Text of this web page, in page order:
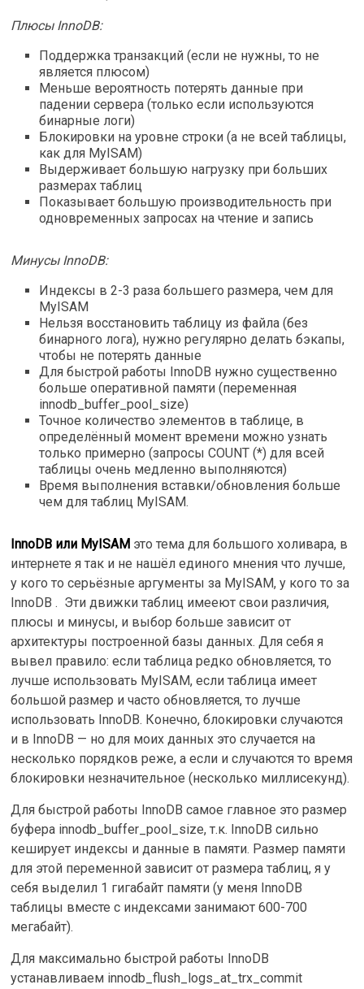
Плюсы InnoDB:
Поддержка транзакций (если не нужны, то не
является плюсом)
Меньше вероятность потерять данные при
падении сервера (только если используются
бинарные логи)
Блокировки на уровне строки (а не всей таблицы,
как для MyISAM)
Выдерживает большую нагрузку при больших
размерах таблиц
Показывает большую производительность при
одновременных запросах на чтение и запись
Минусы InnoDB:
Индексы в 2-3 раза большего размера, чем для
MyISAM
Нельзя восстановить таблицу из файла (без
бинарного лога), нужно регулярно делать бэкапы,
чтобы не потерять данные
Для быстрой работы InnoDB нужно существенно
больше оперативной памяти (переменная
innodb_buffer_pool_size)
Точное количество элементов в таблице, в
определённый момент времени можно узнать
только примерно (запросы COUNT (*) для всей
таблицы очень медленно выполняются)
Время выполнения вставки/обновления больше
чем для таблиц MyISAM.
InnoDB или MyISAM это тема для большого холивара, в
интернете я так и не нашёл единого мнения что лучше,
у кого то серьёзные аргументы за MyISAM, у кого то за
InnoDB . Эти движки таблиц имееют свои различия,
плюсы и минусы, и выбор больше зависит от
архитектуры построенной базы данных. Для себя я
вывел правило: если таблица редко обновляется, то
лучше использовать MyISAM, если таблица имеет
большой размер и часто обновляется, то лучше
использовать InnoDB. Конечно, блокировки случаются
и в InnoDB — но для моих данных это случается на
несколько порядков реже, а если и случаются то время
блокировки незначительное (несколько миллисекунд).
Для быстрой работы InnoDB самое главное это размер
буфера innodb_buffer_pool_size, т.к. InnoDB сильно
кеширует индексы и данные в памяти. Размер памяти
для этой переменной зависит от размера таблиц, я у
себя выделил 1 гигабайт памяти (у меня InnoDB
таблицы вместе с индексами занимают 600-700
мегабайт).
Для максимально быстрой работы InnoDB
устанавливаем innodb_flush_logs_at_trx_commit